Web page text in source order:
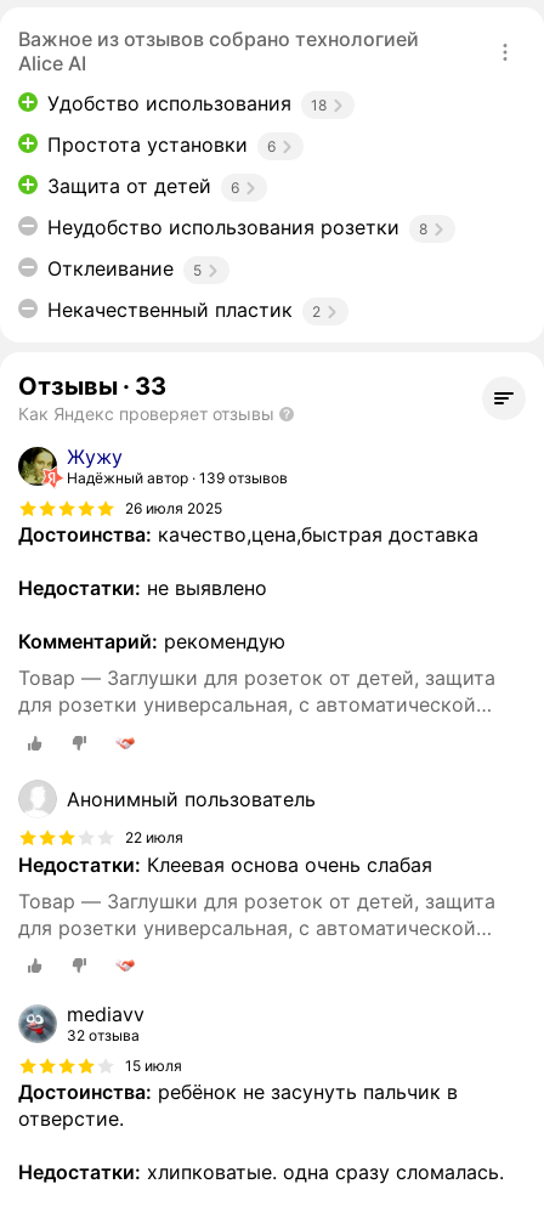
Важное из отзывов собрано технологией
Alice AI
Удобство использования
18
Простота установки 6
Защита от детей 6
Неудобство использования розетки 8
Отклеивание 5
Некачественный пластик 2
Отзывы · 33
Как Яндекс проверяет отзывы
Жужу
Надёжный автор 139 отзывов
26 июля 2025
Достоинства: качество,цена,быстрая доставка
Недостатки: не выявлено
Комментарий: рекомендую
Товар — Заглушки для розеток от детей, защита
для розетки универсальная, с автоматической
блокировкой, 10 штук
Анонимный пользователь
22 июля
Недостатки: Клеевая основа очень слабая
Товар — Заглушки для розеток от детей, защита
для розетки универсальная, с автоматической
блокировкой, 10 штук
mediavv
32 отзыва
15 июля
Достоинства: ребёнок не засунуть пальчик в
отверстие.
Недостатки: хлипковатые. одна сразу сломалась.